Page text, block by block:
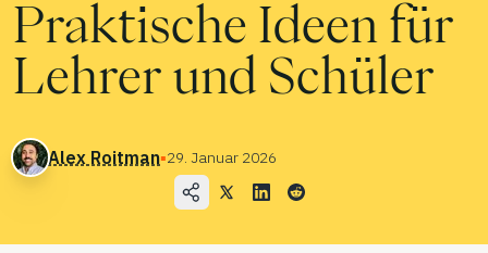
Plagiatsprüfer
Erkennung mehrsprachiger Inhalte mittels KI
Anwendungsfälle
Unternehmen
Praktische Ideen für
Lehrer und Schüler
Alex Roitman▪29. Januar 2026